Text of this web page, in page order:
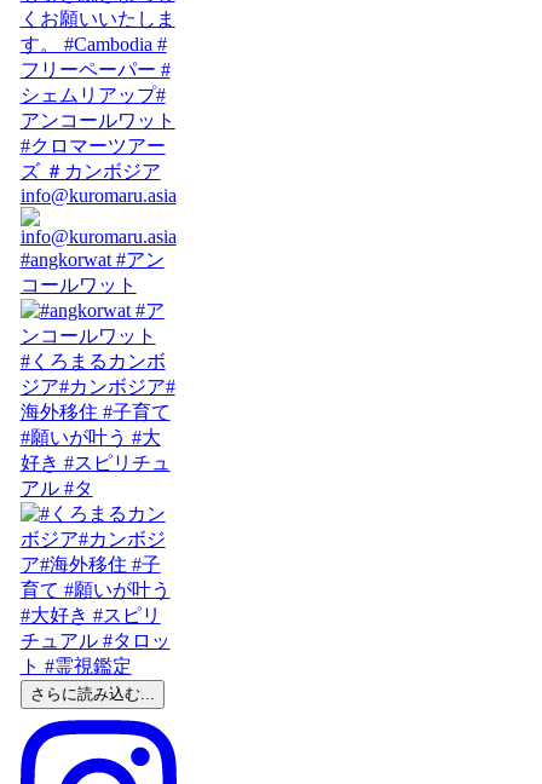
info@kuromaru.asia
#angkorwat #アン
コールワット
#くろまるカンボ
ジア#カンボジア#
海外移住 #子育て
#願いが叶う #大
好き #スピリチュ
アル #タ
さらに読み込む...